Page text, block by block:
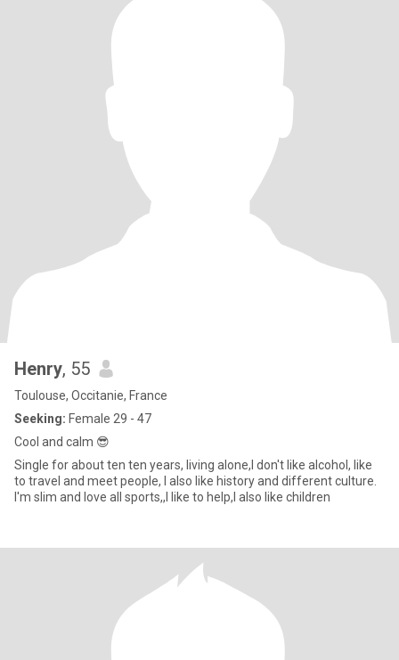
Henry, 55
Toulouse, Occitanie, France
Seeking: Female 29 - 47
Cool and calm 😎
Single for about ten ten years, living alone,I don't like alcohol, like
to travel and meet people, I also like history and different culture.
I'm slim and love all sports,,I like to help,I also like children